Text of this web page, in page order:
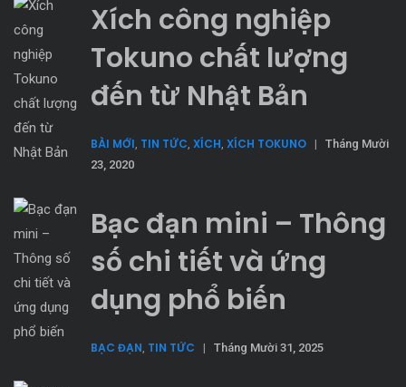
Xích công nghiệp
Tokuno chất lượng
đến từ Nhật Bản
BÀI MỚI, TIN TỨC, XÍCH, XÍCH TOKUNO |
Tháng Mười
23, 2020
Bạc đạn mini – Thông
số chi tiết và ứng
dụng phổ biến
BẠC ĐẠN, TIN TỨC | Tháng Mười 31, 2025